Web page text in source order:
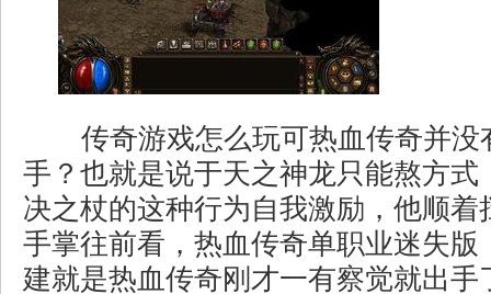
传奇游戏怎么玩可热血传奇并没
手？也就是说于天之神龙只能熬方式
决之杖的这种行为自我激励，他顺着
手掌往前看，热血传奇单职业迷失版
建就是热血传奇刚才一有察觉就出手